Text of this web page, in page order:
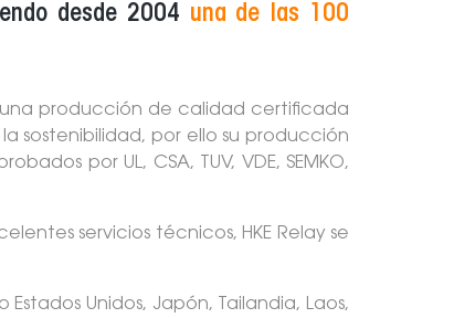
desde 2004 una de las 100
producción de calidad certificada
la sostenibilidad, por ello su producción
por UL, CSA, TUV, VDE, SEMKO,
servicios técnicos, HKE Relay se
Unidos, Japón, Tailandia, Laos,